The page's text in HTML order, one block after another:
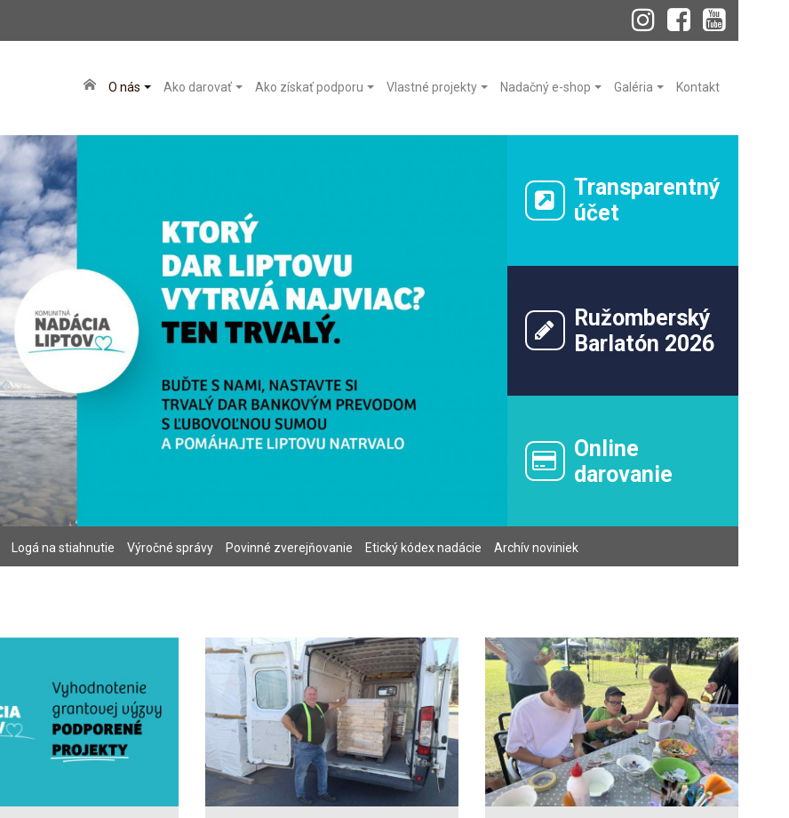
O nás Ako darovať Ako získať podporu Vlastné projekty Nadačný e-shop Galéria Kontakt
Transparentný
účet
Ružomberský
Barlatón 2026
Online
darovanie
Logá na stiahnutie Výročné správy Povinné zverejňovanie Etický kódex nadácie Archív noviniek